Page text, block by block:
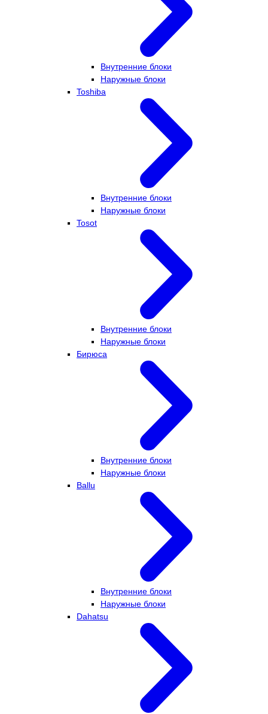
Внутренние блоки
Наружные блоки
Toshiba
Внутренние блоки
Наружные блоки
Tosot
Внутренние блоки
Наружные блоки
Бирюса
Внутренние блоки
Наружные блоки
Ballu
Внутренние блоки
Наружные блоки
Dahatsu